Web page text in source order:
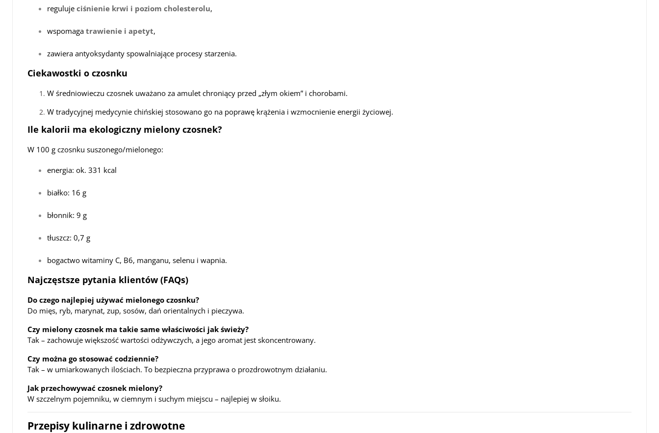
reguluje ciśnienie krwi i poziom cholesterolu,
wspomaga trawienie i apetyt,
zawiera antyoksydanty spowalniające procesy starzenia.
Ciekawostki o czosnku
W średniowieczu czosnek uważano za amulet chroniący przed „złym okiem” i chorobami.
W tradycyjnej medycynie chińskiej stosowano go na poprawę krążenia i wzmocnienie energii życiowej.
Ile kalorii ma ekologiczny mielony czosnek?
W 100 g czosnku suszonego/mielonego:
energia: ok. 331 kcal
białko: 16 g
błonnik: 9 g
tłuszcz: 0,7 g
bogactwo witaminy C, B6, manganu, selenu i wapnia.
Najczęstsze pytania klientów (FAQs)
Do czego najlepiej używać mielonego czosnku?
Do mięs, ryb, marynat, zup, sosów, dań orientalnych i pieczywa.
Czy mielony czosnek ma takie same właściwości jak świeży?
Tak – zachowuje większość wartości odżywczych, a jego aromat jest skoncentrowany.
Czy można go stosować codziennie?
Tak – w umiarkowanych ilościach. To bezpieczna przyprawa o prozdrowotnym działaniu.
Jak przechowywać czosnek mielony?
W szczelnym pojemniku, w ciemnym i suchym miejscu – najlepiej w słoiku.
Przepisy kulinarne i zdrowotne